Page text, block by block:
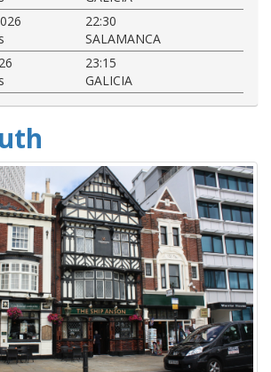
22:30
SALAMANCA
23:15
GALICIA